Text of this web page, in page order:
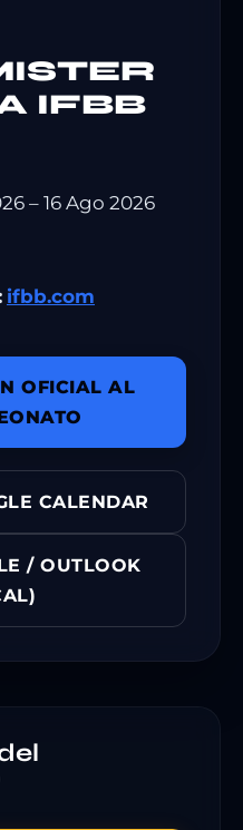
IFBB
– 16 Ago 2026
ifbb.com
OFICIAL AL
CALENDAR
/ OUTLOOK